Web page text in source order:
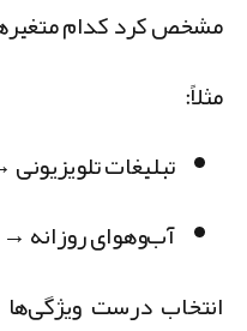
کرد کدام متغیرها
تبلیغات تلویزیونی →
آب‌وهوای روزانه → اثر
درست ویژگی‌ها